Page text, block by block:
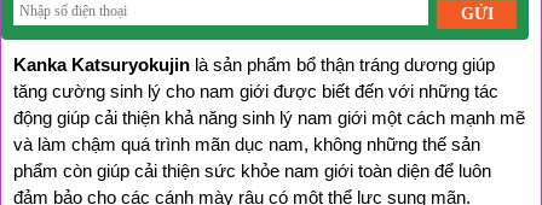
Kanka Katsuryokujin là sản phẩm bổ thận tráng dương giúp
tăng cường sinh lý cho nam giới được biết đến với những tác
động giúp cải thiện khả năng sinh lý nam giới một cách mạnh mẽ
và làm chậm quá trình mãn dục nam, không những thế sản
phẩm còn giúp cải thiện sức khỏe nam giới toàn diện để luôn
đảm bảo cho các cánh mày râu có một thể lực sung mãn.